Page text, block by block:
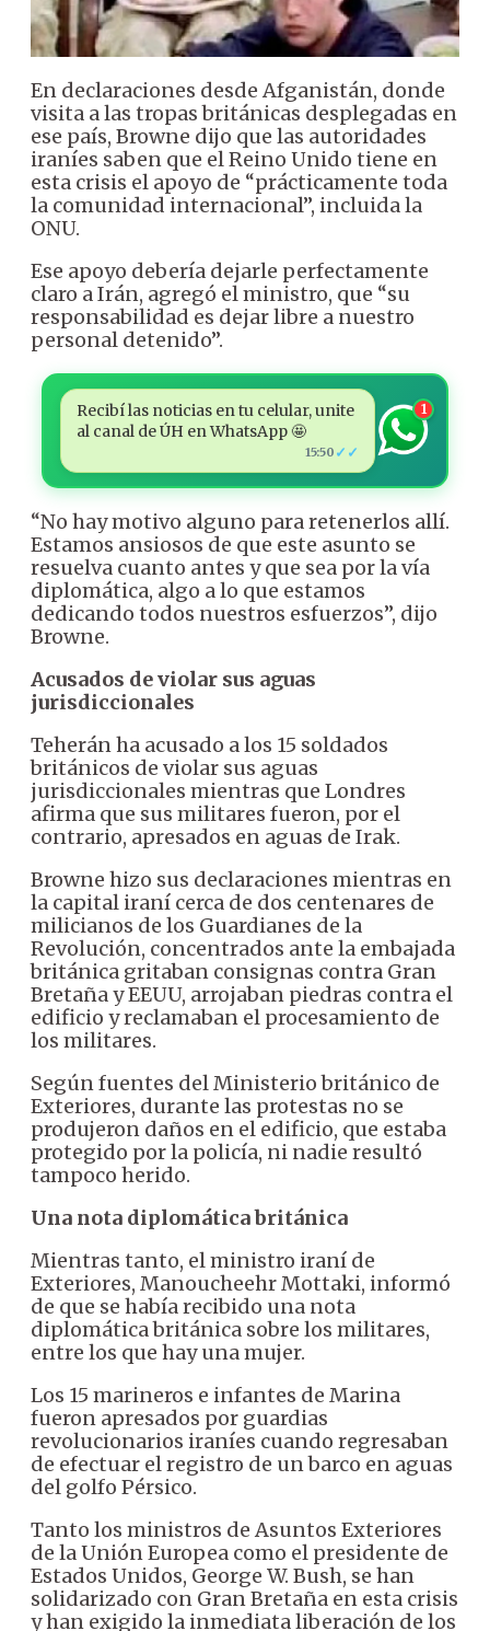
En declaraciones desde Afganistán, donde
visita a las tropas británicas desplegadas en
ese país, Browne dijo que las autoridades
iraníes saben que el Reino Unido tiene en
esta crisis el apoyo de “prácticamente toda
la comunidad internacional”, incluida la
ONU.
Ese apoyo debería dejarle perfectamente
claro a Irán, agregó el ministro, que “su
responsabilidad es dejar libre a nuestro
personal detenido”.
Recibí las noticias en tu celular, unite
al canal de ÚH en WhatsApp 🤩
15:50 ✓✓
1
“No hay motivo alguno para retenerlos allí.
Estamos ansiosos de que este asunto se
resuelva cuanto antes y que sea por la vía
diplomática, algo a lo que estamos
dedicando todos nuestros esfuerzos”, dijo
Browne.
Acusados de violar sus aguas
jurisdiccionales
Teherán ha acusado a los 15 soldados
británicos de violar sus aguas
jurisdiccionales mientras que Londres
afirma que sus militares fueron, por el
contrario, apresados en aguas de Irak.
Browne hizo sus declaraciones mientras en
la capital iraní cerca de dos centenares de
milicianos de los Guardianes de la
Revolución, concentrados ante la embajada
británica gritaban consignas contra Gran
Bretaña y EEUU, arrojaban piedras contra el
edificio y reclamaban el procesamiento de
los militares.
Según fuentes del Ministerio británico de
Exteriores, durante las protestas no se
produjeron daños en el edificio, que estaba
protegido por la policía, ni nadie resultó
tampoco herido.
Una nota diplomática británica
Mientras tanto, el ministro iraní de
Exteriores, Manoucheehr Mottaki, informó
de que se había recibido una nota
diplomática británica sobre los militares,
entre los que hay una mujer.
Los 15 marineros e infantes de Marina
fueron apresados por guardias
revolucionarios iraníes cuando regresaban
de efectuar el registro de un barco en aguas
del golfo Pérsico.
Tanto los ministros de Asuntos Exteriores
de la Unión Europea como el presidente de
Estados Unidos, George W. Bush, se han
solidarizado con Gran Bretaña en esta crisis
y han exigido la inmediata liberación de los